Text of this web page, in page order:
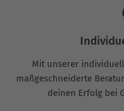
Mit unserer
maßgeschneiderte
deinen Erfolg bei